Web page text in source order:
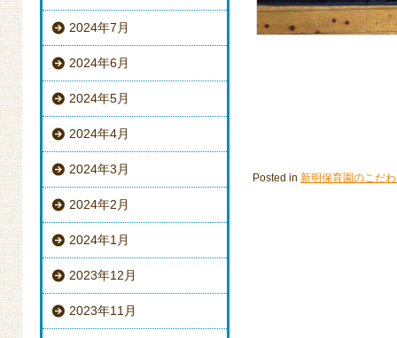
2024年7月
2024年6月
2024年5月
2024年4月
2024年3月
2024年2月
2024年1月
2023年12月
2023年11月
Posted in 新明保育園のこだ